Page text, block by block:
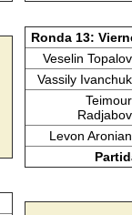
Ronda 13:
Veselin Topalov
Vassily Ivanchuk
Teimour
Radjabov
Levon Aronian